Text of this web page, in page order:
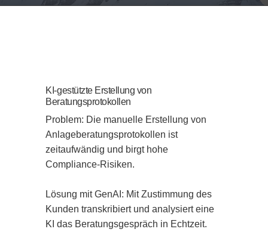
KI-gestützte Erstellung von
Beratungsprotokollen
Problem: Die manuelle Erstellung von
Anlageberatungsprotokollen ist
zeitaufwändig und birgt hohe
Compliance-Risiken.
Lösung mit GenAI: Mit Zustimmung des
Kunden transkribiert und analysiert eine
KI das Beratungsgespräch in Echtzeit.